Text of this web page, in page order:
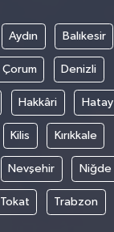
Aydın Balıkesir
Çorum Denizli
Hakkâri Hatay
Kilis Kırıkkale
Nevşehir Niğde
Tokat Trabzon